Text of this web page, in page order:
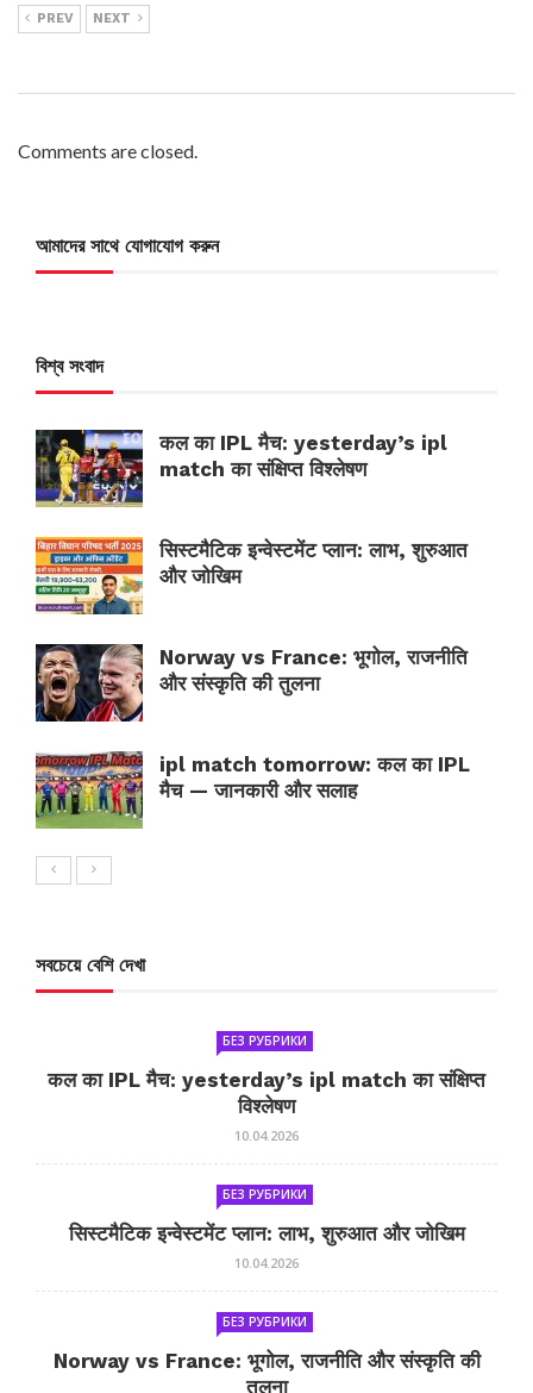
PREV NEXT
Comments are closed.
আমাদের সাথে যোগাযোগ করুন
বিশ্ব সংবাদ
कल का IPL मैच: yesterday’s ipl
match का संक्षिप्त विश्लेषण
सिस्टमैटिक इन्वेस्टमेंट प्लान: लाभ, शुरुआत
और जोखिम
Norway vs France: भूगोल, राजनीति
और संस्कृति की तुलना
ipl match tomorrow: कल का IPL
मैच — जानकारी और सलाह
সবচেয়ে বেশি দেখা
БЕЗ РУБРИКИ
कल का IPL मैच: yesterday’s ipl match का संक्षिप्त
विश्लेषण
10.04.2026
БЕЗ РУБРИКИ
सिस्टमैटिक इन्वेस्टमेंट प्लान: लाभ, शुरुआत और जोखिम
10.04.2026
БЕЗ РУБРИКИ
Norway vs France: भूगोल, राजनीति और संस्कृति की
तुलना